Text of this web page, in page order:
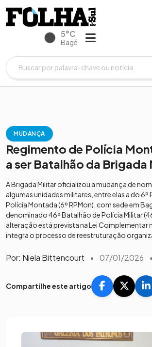
5°C
Bagé
MUDANÇA
Regimento de Polícia
a ser Batalhão da Brigada
A Brigada Militar oficializou a mudança de
algumas unidades militares, entre elas a do 6º
Polícia Montada (6º RPMon), com sede em
denominado 46º Batalhão de Polícia Militar
alteração está prevista na Lei Complementar
integra o processo de reestruturação
Por: Niela Bittencourt • 07/01/2026 •
Compartilhe este artigo